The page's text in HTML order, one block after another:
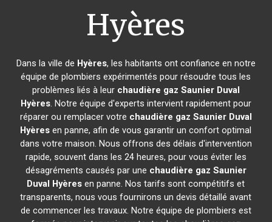
Hyères
Dans la ville de Hyères, les habitants ont confiance en notre
équipe de plombiers expérimentés pour résoudre tous les
problèmes liés à leur chaudière gaz Saunier Duval
Hyères. Notre équipe d'experts intervient rapidement pour
réparer ou remplacer votre chaudière gaz Saunier Duval
Hyères en panne, afin de vous garantir un confort optimal
dans votre maison. Nous offrons des délais d'intervention
rapide, souvent dans les 24 heures, pour vous éviter les
désagréments causés par une chaudière gaz Saunier
Duval Hyères en panne. Nos tarifs sont compétitifs et
transparents, nous vous fournirons un devis détaillé avant
de commencer les travaux. Notre équipe de plombiers est